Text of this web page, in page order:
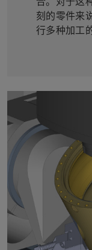
刻的零件来
行多种加工